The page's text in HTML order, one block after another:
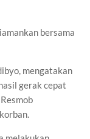
bersama
mengatakan
gerak cepat